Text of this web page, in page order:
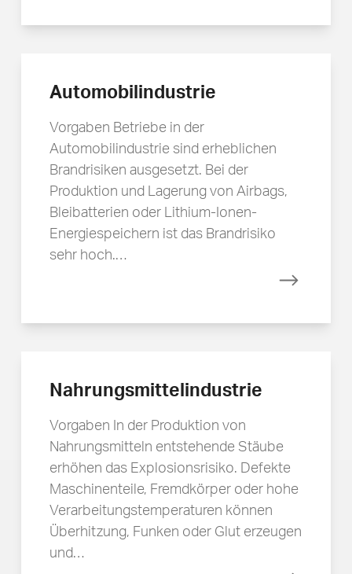
Automobilindustrie
Vorgaben Betriebe in der
Automobilindustrie sind erheblichen
Brandrisiken ausgesetzt. Bei der
Produktion und Lagerung von Airbags,
Bleibatterien oder Lithium-Ionen-
Energiespeichern ist das Brandrisiko
sehr hoch.…
Mehr
Nahrungsmittelindustrie
Vorgaben In der Produktion von
Nahrungsmitteln entstehende Stäube
erhöhen das Explosionsrisiko. Defekte
Maschinenteile, Fremdkörper oder hohe
Verarbeitungstemperaturen können
Überhitzung, Funken oder Glut erzeugen
und…